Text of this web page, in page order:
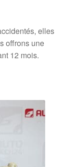
elles
offrons une
12 mois.